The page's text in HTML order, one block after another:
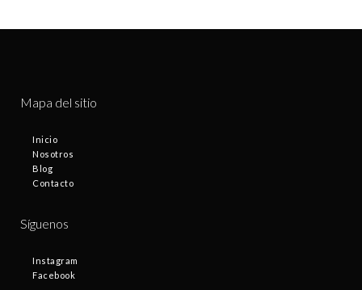
Mapa del sitio
Inicio
Nosotros
Blog
Contacto
Síguenos
Instagram
Facebook